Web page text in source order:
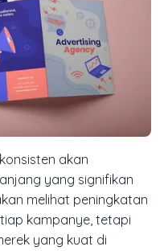
akan
yang signifikan
melihat peningkatan
kampanye, tetapi
yang kuat di